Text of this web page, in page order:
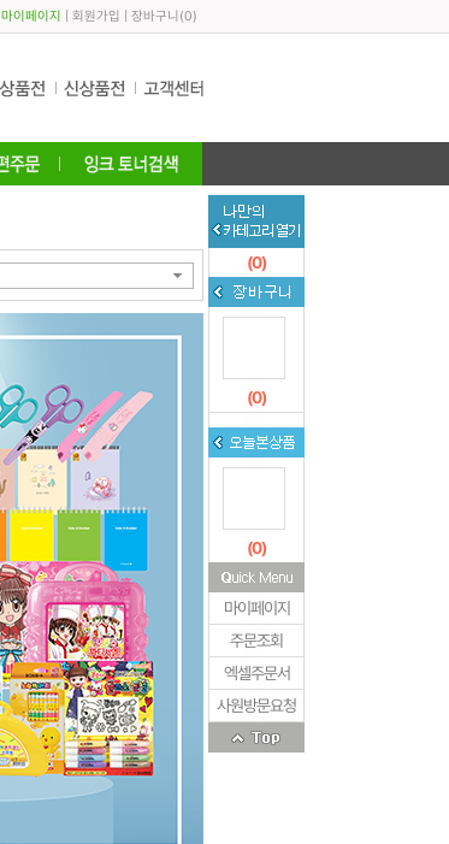
마이페이지 회원가입 장바구니 (0)
(0)
(0)
(0)
마이페이지
주문조회
엑셀주문서
사원방문요청